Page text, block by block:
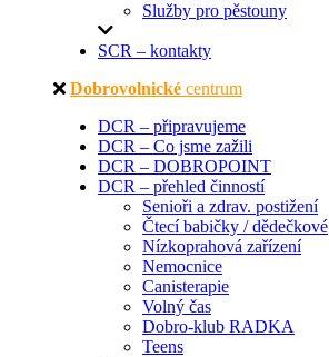
Služby pro pěstouny
SCR – kontakty
Dobrovolnické centrum
DCR – připravujeme
DCR – Co jsme zažili
DCR – DOBROPOINT
DCR – přehled činností
Senioři a zdrav. postižení
Čtecí babičky / dědečkové
Nízkoprahová zařízení
Nemocnice
Canisterapie
Volný čas
Dobro-klub RADKA
Teens